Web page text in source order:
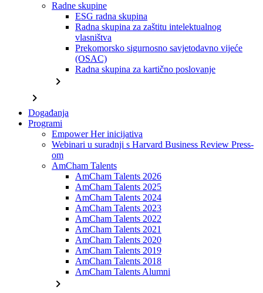
Radne skupine
ESG radna skupina
Radna skupina za zaštitu intelektualnog
vlasništva
Prekomorsko sigurnosno savjetodavno vijeće
(OSAC)
Radna skupina za kartično poslovanje
chevron_right
chevron_right
Događanja
Programi
Empower Her inicijativa
Webinari u suradnji s Harvard Business Review Press-
om
AmCham Talents
AmCham Talents 2026
AmCham Talents 2025
AmCham Talents 2024
AmCham Talents 2023
AmCham Talents 2022
AmCham Talents 2021
AmCham Talents 2020
AmCham Talents 2019
AmCham Talents 2018
AmCham Talents Alumni
chevron_right